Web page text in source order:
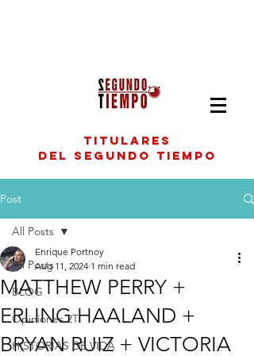
titulares
del segundo tiempo
Post
All Posts
BLOG
Opiniones 2T
HISTORIAS DE VIDA
All Posts
MATTHEW PERRY +
ERLING HAALAND +
BRYAN RUIZ + VICTORIA
Enrique Portnoy
Aug 11, 2024 1 min read